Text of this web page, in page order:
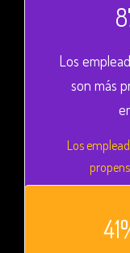
Los
son más
Los